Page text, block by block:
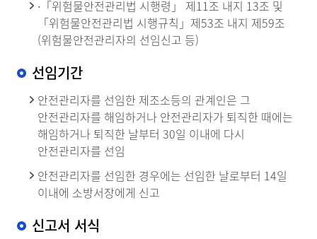
∙「위험물안전관리법 시행령」 제11조 내지 13조 및
「위험물안전관리법 시행규칙」제53조 내지 제59조
(위험물안전관리자의 선임신고 등)
선임기간
안전관리자를 선임한 제조소등의 관계인은 그
안전관리자를 해임하거나 안전관리자가 퇴직한 때에는
해임하거나 퇴직한 날부터 30일 이내에 다시
안전관리자를 선임
안전관리자를 선임한 경우에는 선임한 날로부터 14일
이내에 소방서장에게 신고
신고서 서식